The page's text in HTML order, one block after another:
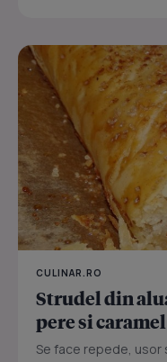
CULINAR.RO
Strudel din
pere si caramel
Se face repede, usor